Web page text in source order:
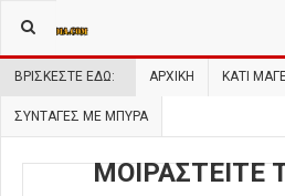
ΒΡΊΣΚΕΣΤΕ ΕΔΏ: ΑΡΧΙΚΉ ΚΑΤΙ
ΣΥΝΤΑΓΕΣ ΜΕ ΜΠΥΡΑ
ΜΟΙΡΑΣΤΕΙΤΕ